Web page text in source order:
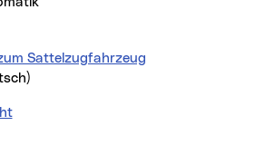
Sattelzugfahrzeug